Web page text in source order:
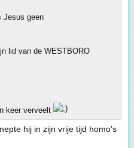
Jesus geen
lid van de WESTBORO
keer verveelt
hij in zijn vrije tijd homo's